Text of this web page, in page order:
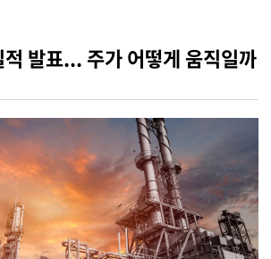
발표... 주가 어떻게 움직일까